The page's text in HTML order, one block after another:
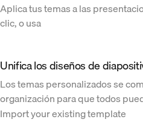
Aplica tus temas a las
clic, o usa
Unifica los diseños de
Los temas personalizados se
organización para que todos
Import your existing template